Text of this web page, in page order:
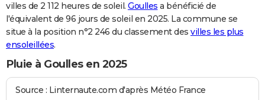
villes de 2 112 heures de soleil. Goulles a bénéficié de
l'équivalent de 96 jours de soleil en 2025. La commune se
situe à la position n°2 246 du classement des villes les plus
ensoleillées.
Pluie à Goulles en 2025
Source : Linternaute.com d'après Météo France